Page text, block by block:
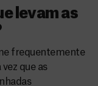
levam as
frequentemente
que as